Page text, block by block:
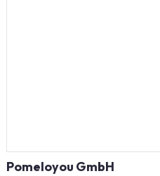
Pomeloyou GmbH